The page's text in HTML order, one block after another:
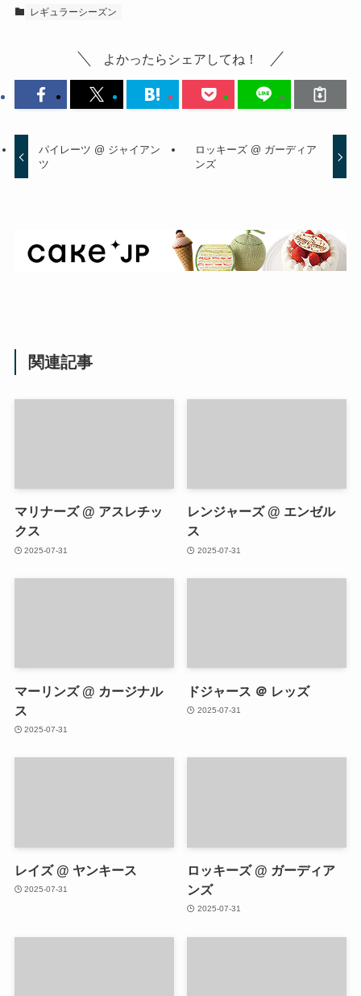
レギュラーシーズン
よかったらシェアしてね！
パイレーツ @ ジャイアン
ツ
ロッキーズ @ ガーディア
ンズ
関連記事
マリナーズ @ アスレチッ
クス
2025-07-31
レンジャーズ @ エンゼル
ス
2025-07-31
マーリンズ @ カージナル
ス
2025-07-31
ドジャース ＠ レッズ
2025-07-31
レイズ @ ヤンキース
2025-07-31
ロッキーズ @ ガーディア
ンズ
2025-07-31